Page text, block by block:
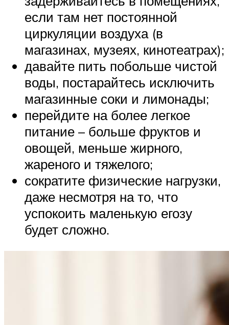
если там нет постоянной
циркуляции воздуха (в
магазинах, музеях, кинотеатрах);
давайте пить побольше чистой
воды, постарайтесь исключить
магазинные соки и лимонады;
перейдите на более легкое
питание – больше фруктов и
овощей, меньше жирного,
жареного и тяжелого;
сократите физические нагрузки,
даже несмотря на то, что
успокоить маленькую егозу
будет сложно.